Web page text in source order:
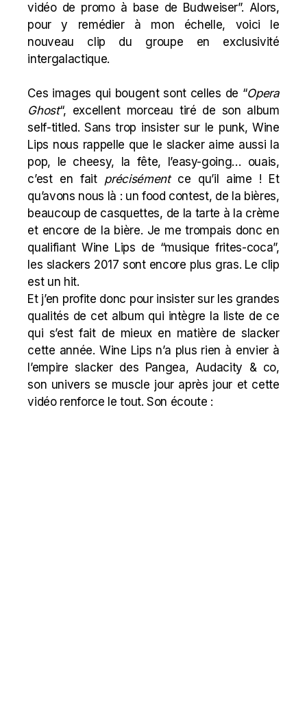
vidéo de promo à base de Budweiser”. Alors,
pour y remédier à mon échelle, voici le
nouveau clip du groupe en exclusivité
intergalactique.
Ces images qui bougent sont celles de “Opera
Ghost“, excellent morceau tiré de son album
self-titled. Sans trop insister sur le punk, Wine
Lips nous rappelle que le slacker aime aussi la
pop, le cheesy, la fête, l’easy-going… ouais,
c’est en fait précisémentce qu’il aime ! Et
qu’avons nous là : un food contest, de la bières,
beaucoup de casquettes, de la tarte à la crème
et encore de la bière. Je me trompais donc en
qualifiant Wine Lips de “musique frites-coca”,
les slackers 2017 sont encore plus gras. Le clip
est un hit.
Et j’en profite donc pour insister sur les grandes
qualités de cet album qui intègre la liste de ce
qui s’est fait de mieux en matière de slacker
cette année. Wine Lips n’a plus rien à envier à
l’empire slacker des Pangea, Audacity & co,
son univers se muscle jour après jour et cette
vidéo renforce le tout. Son écoute :